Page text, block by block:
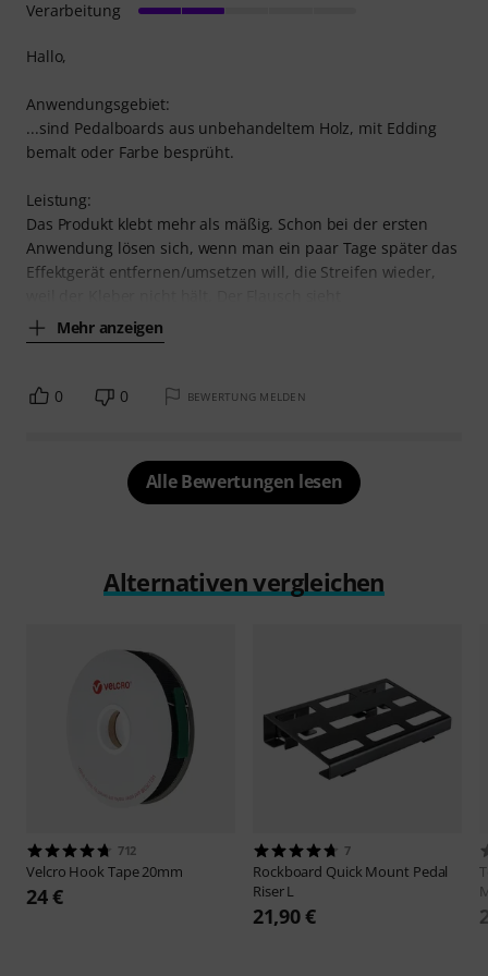
Hallo,
Anwendungsgebiet:
...sind Pedalboards aus unbehandeltem Holz, mit Edding
bemalt oder Farbe besprüht.
Leistung:
Das Produkt klebt mehr als mäßig. Schon bei der ersten
Anwendung lösen sich, wenn man ein paar Tage später das
Effektgerät entfernen/umsetzen will, die Streifen wieder,
Mehr anzeigen
Verarbeitung
0 0 BEWERTUNG MELDEN
Alle Bewertungen lesen
Alternativen vergleichen
712
Velcro Hook Tape 20mm
24 €
7
Rockboard Quick Mount Pedal
Riser L
21,90 €